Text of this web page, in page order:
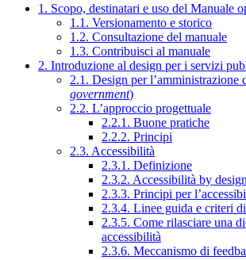
1. Scopo, destinatari e uso del Manuale
1.1. Versionamento e storico
1.2. Consultazione del manuale
1.3. Contribuisci al manuale
2. Introduzione al design per i servizi
2.1. Design per l’amministrazione
government)
2.2. L’approccio progettuale
2.2.1. Buone pratiche
2.2.2. Principi
2.3. Accessibilità
2.3.1. Definizione
2.3.2. Accessibilità by design
2.3.3. Principi per
2.3.4. Linee guida e criteri
2.3.5. Come rilasciare una
accessibilità
2.3.6. Meccanismo di